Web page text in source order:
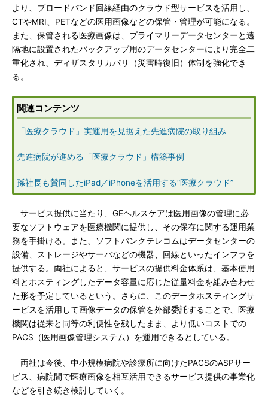
より、ブロードバンド回線経由のクラウド型サービスを活用し、
CTやMRI、PETなどの医用画像などの保管・管理が可能になる。
また、保管される医療画像は、プライマリーデータセンターと遠
隔地に設置されたバックアップ用のデータセンターにより完全二
重化され、ディザスタリカバリ（災害時復旧）体制を強化でき
る。
関連コンテンツ
「医療クラウド」実運用を見据えた先進病院の取り組み
先進病院が進める「医療クラウド」構築事例
孫社長も賛同したiPad／iPhoneを活用する“医療クラウド”
サービス提供に当たり、GEヘルスケアは医用画像の管理に必
要なソフトウェアを医療機関に提供し、その保存に関する運用業
務を手掛ける。また、ソフトバンクテレコムはデータセンターの
設備、ストレージやサーバなどの機器、回線といったインフラを
提供する。両社によると、サービスの提供料金体系は、基本使用
料とホスティングしたデータ容量に応じた従量料金を組み合わせ
た形を予定しているという。さらに、このデータホスティングサ
ービスを活用して画像データの保管を外部委託することで、医療
機関は従来と同等の利便性を残したまま、より低いコストでの
PACS（医用画像管理システム）を運用できるとしている。
両社は今後、中小規模病院や診療所に向けたPACSのASPサー
ビス、病院間で医療画像を相互活用できるサービス提供の事業化
などを引き続き検討していく。